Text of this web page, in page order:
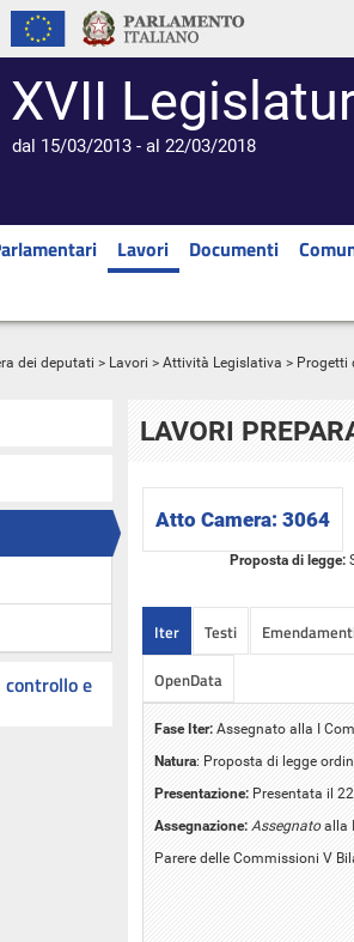
XVII
dal 15/03/2013 - al 22/03/2018
Lavori Documenti
dei deputati > Lavori > Attività Legislativa > Progetti
e
LAVORI
Atto Camera: 3064
Proposta di legge:
Iter Testi
OpenData
Fase Iter: Assegnato alla I
Natura: Proposta di legge
Presentazione: Presentata il
Assegnazione: Assegnatoalla
Parere delle Commissioni V